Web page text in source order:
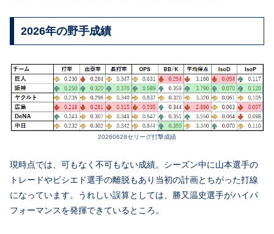
2026年の野手成績
20260628セリーグ打撃成績
現時点では、可もなく不可もない成績。シーズン中に山本選手の
トレードやビシエド選手の離脱もあり当初の計画とちがった打線
になっています。うれしい誤算としては、勝又温史選手がハイパ
フォーマンスを発揮できているところ。